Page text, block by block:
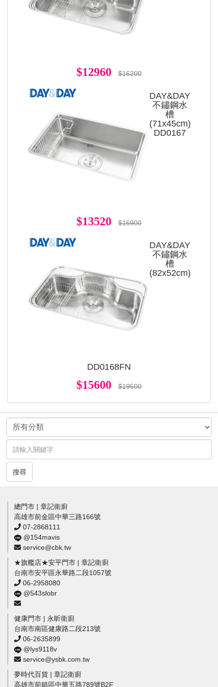
$12960 $16200
DAY&DAY
不鏽鋼水
槽
(71x45cm)
DD0167
$13520 $16900
DAY&DAY
不鏽鋼水
槽
(82x52cm)
DD0168FN
$15600 $19500
搜尋
總門市 | 章記衛廚
高雄市前金區中華三路166號
07-2868111
@154mavis
service@cbk.tw
★旗艦店★安平門市 | 章記衛廚
台南市安平區永華路二段1057號
06-2958080
@543slobr
健康門市 | 永昕衛廚
台南市南區健康路二段213號
06-2635899
@lys9118v
service@ysbk.com.tw
夢時代百貨 | 章記衛廚
高雄市前鎮區中華五路789號B2F